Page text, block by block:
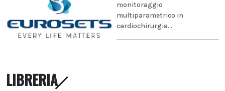
monitoraggio
multiparametrico in
cardiochirurgia...
LIBRERIA